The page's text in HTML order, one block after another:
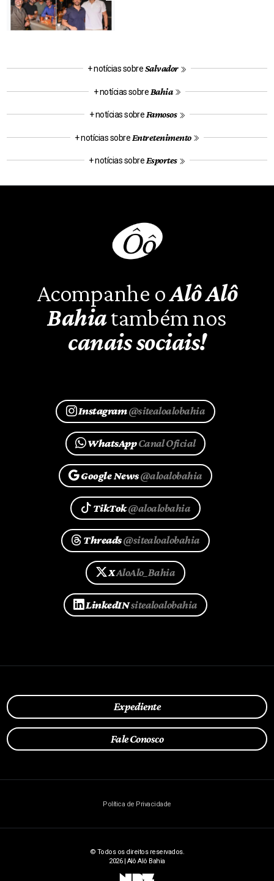
+ notícias sobreSalvador
+ notícias sobre Bahia
+ notícias sobreFamosos
+ notícias sobre Entretenimento
+ notícias sobreEsportes
Acompanhe oAlô Alô
Bahiatambém nos
canais sociais!
Instagram@sitealoalobahia
WhatsAppCanal Oficial
Google News@aloalobahia
TikTok@aloalobahia
Threads@sitealoalobahia
XAloAlo_Bahia
LinkedINsitealoalobahia
Expediente
Fale Conosco
Política de Privacidade
© Todos os direitos reservados.
2026 | Alô Alô Bahia